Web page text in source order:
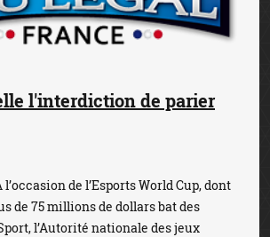
l'interdiction de parier
l’occasion de l’Esports World Cup, dont
de 75 millions de dollars bat des
l’Autorité nationale des jeux